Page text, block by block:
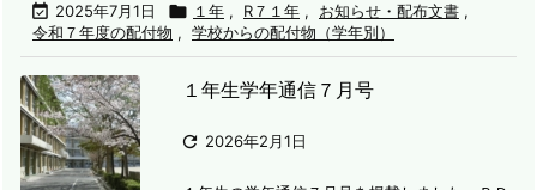
 2025年7月1日  １年 , R７１年 , お知らせ・配布文書 ,
令和７年度の配付物 , 学校からの配付物（学年別）
１年生学年通信７月号
 2026年2月1日